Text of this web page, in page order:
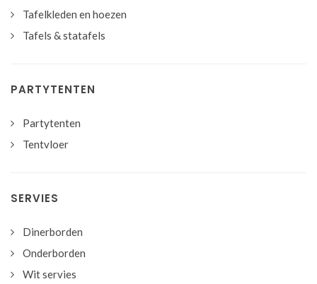
Tafelkleden en hoezen
Tafels & statafels
PARTYTENTEN
Partytenten
Tentvloer
SERVIES
Dinerborden
Onderborden
Wit servies